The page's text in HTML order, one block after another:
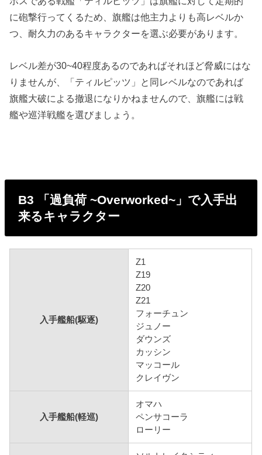
に砲撃行ってくるため、旗艦は他主力よりも高レベルか
つ、耐久力のあるキャラクターを選ぶ必要があります。
レベル差が30~40程度あるのであればそれほど脅威にはな
りませんが、「ティルピッツ」と同レベルなのであれば
旗艦大破による撤退になりかねませんので、旗艦には戦
艦や巡洋戦艦を選びましょう。
B3 「過負荷 ~Overworked~」で入手出
来るキャラクター
入手艦船(駆逐)
Z1
Z19
Z20
Z21
フォーチュン
ジュノー
ダウンズ
カッシン
マッコール
クレイヴン
入手艦船(軽巡)
オマハ
ペンサコーラ
ローリー